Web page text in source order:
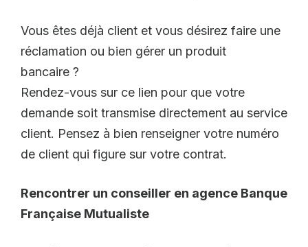
Vous êtes déjà client et vous désirez faire une
réclamation ou bien gérer un produit
bancaire ?
Rendez-vous sur ce lien pour que votre
demande soit transmise directement au service
client. Pensez à bien renseigner votre numéro
de client qui figure sur votre contrat.
Rencontrer un conseiller en agence Banque
Française Mutualiste